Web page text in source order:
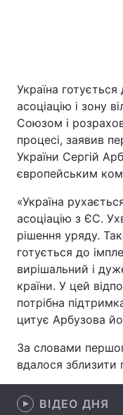
Головна
Україна
Спорт
Україна
асоціацію і зону
Союзом і
процесі, заявив
України Сергій
європейським
«Україна
асоціацію з ЄС.
рішення уряду.
готується до
вирішальний і
країни. У цей
потрібна
цитує Арбузова
За словами
вдалося зблизити
ВІДЕО ДНЯ